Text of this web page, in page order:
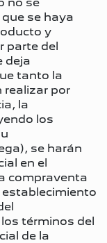
se haya
y
parte del
deja
tanto la
realizar por
la
los
se harán
en el
compraventa
establecimiento
términos del
de la